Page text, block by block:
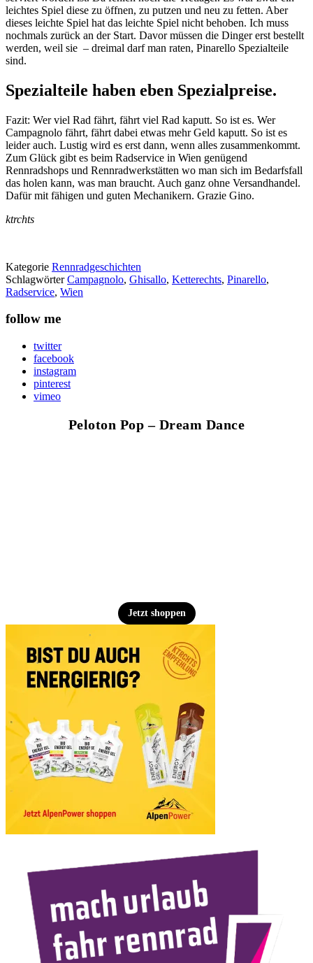
leichtes Spiel diese zu öffnen, zu putzen und neu zu fetten. Aber
dieses leichte Spiel hat das leichte Spiel nicht behoben. Ich muss
nochmals zurück an der Start. Davor müssen die Dinger erst bestellt
werden, weil sie – dreimal darf man raten, Pinarello Spezialteile
sind.
Spezialteile haben eben Spezialpreise.
Fazit: Wer viel Rad fährt, fährt viel Rad kaputt. So ist es. Wer
Campagnolo fährt, fährt dabei etwas mehr Geld kaputt. So ist es
leider auch. Lustig wird es erst dann, wenn alles zusammenkommt.
Zum Glück gibt es beim Radservice in Wien genügend
Rennradshops und Rennradwerkstätten wo man sich im Bedarfsfall
das holen kann, was man braucht. Auch ganz ohne Versandhandel.
Dafür mit fähigen und guten Mechanikern. Grazie Gino.
ktrchts
Kategorie Rennradgeschichten
SchlagwörterCampagnolo, Ghisallo, Ketterechts, Pinarello,
Radservice, Wien
follow me
twitter
facebook
instagram
pinterest
vimeo
Peloton Pop – Dream Dance
Jetzt shoppen